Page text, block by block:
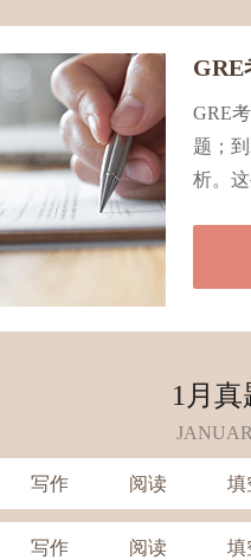
GRE
GRE
题；
析。
1月真
写作 阅读 填
写作 阅读 填